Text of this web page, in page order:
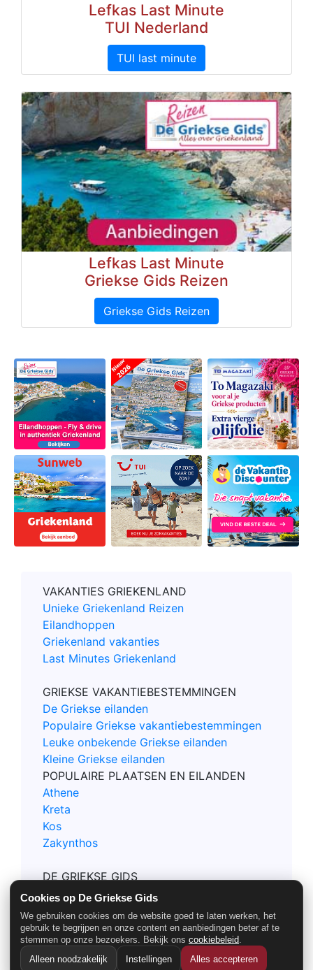
Cookies op De Griekse Gids
We gebruiken cookies om de website goed te laten werken, het
gebruik te begrijpen en onze content en aanbiedingen beter af te
stemmen op onze bezoekers. Bekijk ons cookiebeleid.
Alleen noodzakelijk
Instellingen Alles accepteren
Lefkas Last Minute
TUI Nederland
TUI last minute
Lefkas Last Minute
Griekse Gids Reizen
Griekse Gids Reizen
VAKANTIES GRIEKENLAND
Unieke Griekenland Reizen
Eilandhoppen
Griekenland vakanties
Last Minutes Griekenland
GRIEKSE VAKANTIEBESTEMMINGEN
De Griekse eilanden
Populaire Griekse vakantiebestemmingen
Leuke onbekende Griekse eilanden
Kleine Griekse eilanden
POPULAIRE PLAATSEN EN EILANDEN
Athene
Kreta
Kos
Zakynthos
DE GRIEKSE GIDS
Contact
Privacy en Cookie policy
Nieuwsbrief